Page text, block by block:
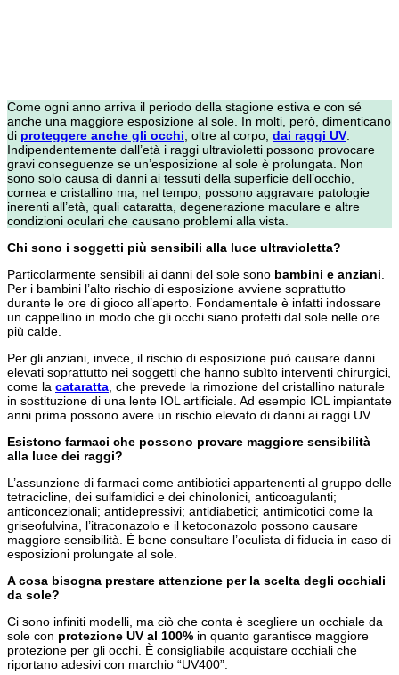
Come ogni anno arriva il periodo della stagione estiva e con sé
anche una maggiore esposizione al sole. In molti, però, dimenticano
di proteggere anche gli occhi , oltre al corpo, dai raggi UV
Indipendentemente dall’età i raggi ultravioletti possono provocare
gravi conseguenze se un’esposizione al sole è prolungata. Non
sono solo causa di danni ai tessuti della superficie dell’occhio,
cornea e cristallino ma, nel tempo, possono aggravare patologie
inerenti all’età, quali cataratta, degenerazione maculare e altre
condizioni oculari che causano problemi alla vista.
Chi sono i soggetti più sensibili alla luce ultravioletta?
Particolarmente sensibili ai danni del sole sono bambini e anziani
Per i bambini l’alto rischio di esposizione avviene soprattutto
durante le ore di gioco all’aperto. Fondamentale è infatti indossare
un cappellino in modo che gli occhi siano protetti dal sole nelle ore
più calde.
Per gli anziani, invece, il rischio di esposizione può causare danni
elevati soprattutto nei soggetti che hanno subìto interventi chirurgici,
come la cataratta , che prevede la rimozione del cristallino naturale
in sostituzione di una lente IOL artificiale. Ad esempio IOL impiantate
anni prima possono avere un rischio elevato di danni ai raggi UV.
Esistono farmaci che possono provare maggiore sensibilità
alla luce dei raggi?
L’assunzione di farmaci come antibiotici appartenenti al gruppo delle
tetracicline, dei sulfamidici e dei chinolonici, anticoagulanti;
anticoncezionali; antidepressivi; antidiabetici; antimicotici come la
griseofulvina, l’itraconazolo e il ketoconazolo possono causare
maggiore sensibilità. È bene consultare l’oculista di fiducia in caso di
esposizioni prolungate al sole.
A cosa bisogna prestare attenzione per la scelta degli occhiali
da sole?
Ci sono infiniti modelli, ma ciò che conta è scegliere un occhiale da
sole con protezione UV al 100% in quanto garantisce maggiore
protezione per gli occhi. È consigliabile acquistare occhiali che
riportano adesivi con marchio “UV400”.